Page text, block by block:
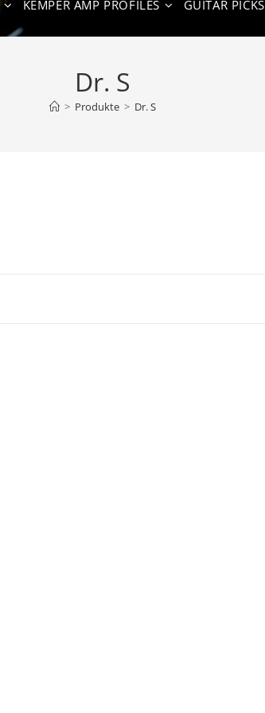
KEMPER AMP PROFILES GUITAR PICKS
Dr. S
> Produkte > Dr. S